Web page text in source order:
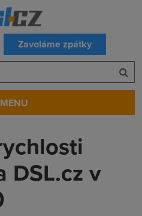
Zavoláme zpátky
DSL.cz v